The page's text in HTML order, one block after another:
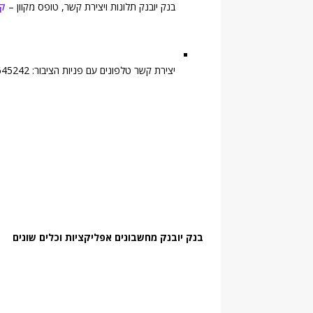
בנק יובנק תלונות ויצירת קשר, טופס מקוון –
יצירת קשר טלפונים עם פניות הציבור: 03-5645242, פקס: 03-5645123
בנק יובנק מחשבונים אפליקציות וכלים שונים